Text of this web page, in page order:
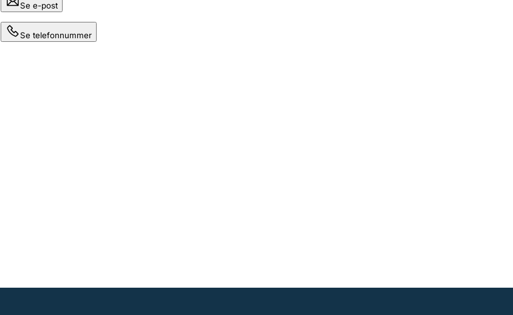
Se e-post
Se telefonnummer